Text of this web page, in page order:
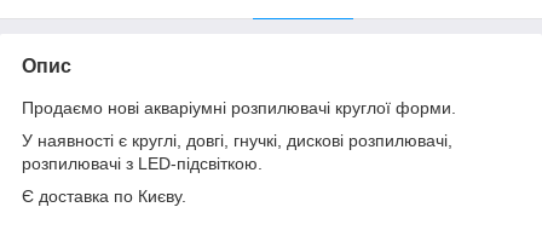
Опис
Продаємо нові акваріумні розпилювачі круглої форми.
У наявності є круглі, довгі, гнучкі, дискові розпилювачі,
розпилювачі з LED-підсвіткою.
Є доставка по Києву.